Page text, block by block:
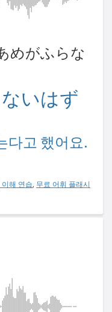
めがふらな
いはず
다고 했어요.
이해 연습, 무료 어휘 플래시